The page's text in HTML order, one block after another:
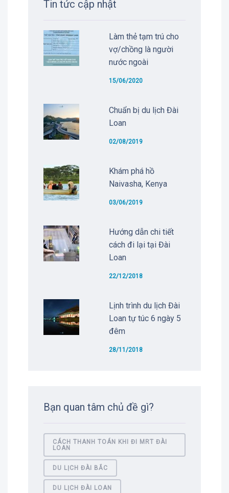
Tin tức cập nhật
Làm thẻ tạm trú cho
vợ/chồng là người
nước ngoài
15/06/2020
Chuẩn bị du lịch Đài
Loan
02/08/2019
Khám phá hồ
Naivasha, Kenya
03/06/2019
Hướng dẫn chi tiết
cách đi lại tại Đài
Loan
22/12/2018
Lịnh trình du lịch Đài
Loan tự túc 6 ngày 5
đêm
28/11/2018
Bạn quan tâm chủ đề gì?
CÁCH THANH TOÁN KHI ĐI MRT ĐÀI
LOAN
DU LỊCH ĐÀI BẮC
DU LỊCH ĐÀI LOAN